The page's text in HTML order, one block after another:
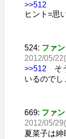
>>512
ヒント=思
524: ファ
2012/05/
>>512 そ
いるのでし
669: ファ
2012/05/
夏菜子は紳